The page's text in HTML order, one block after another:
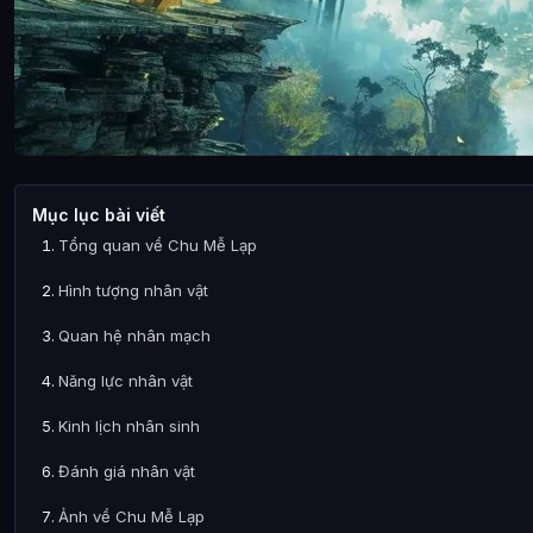
Mục lục bài viết
Tổng quan về Chu Mễ Lạp
Hình tượng nhân vật
Quan hệ nhân mạch
Năng lực nhân vật
Kinh lịch nhân sinh
Đánh giá nhân vật
Ảnh về Chu Mễ Lạp